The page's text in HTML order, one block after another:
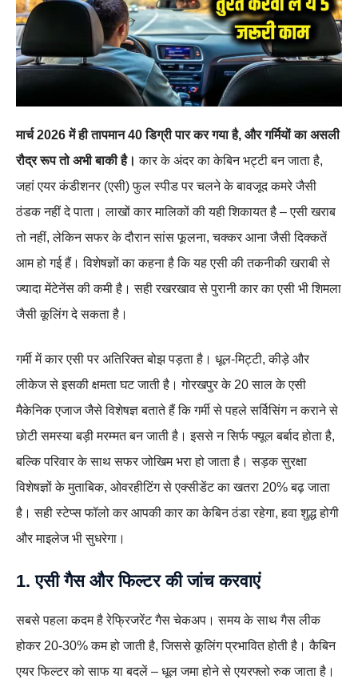
मार्च 2026 में ही तापमान 40 डिग्री पार कर गया है, और गर्मियों का असली
रौद्र रूप तो अभी बाकी है। कार के अंदर का केबिन भट्टी बन जाता है,
जहां एयर कंडीशनर (एसी) फुल स्पीड पर चलने के बावजूद कमरे जैसी
ठंडक नहीं दे पाता। लाखों कार मालिकों की यही शिकायत है – एसी खराब
तो नहीं, लेकिन सफर के दौरान सांस फूलना, चक्कर आना जैसी दिक्कतें
आम हो गई हैं। विशेषज्ञों का कहना है कि यह एसी की तकनीकी खराबी से
ज्यादा मेंटेनेंस की कमी है। सही रखरखाव से पुरानी कार का एसी भी शिमला
जैसी कूलिंग दे सकता है।
गर्मी में कार एसी पर अतिरिक्त बोझ पड़ता है। धूल-मिट्टी, कीड़े और
लीकेज से इसकी क्षमता घट जाती है। गोरखपुर के 20 साल के एसी
मैकेनिक एजाज जैसे विशेषज्ञ बताते हैं कि गर्मी से पहले सर्विसिंग न कराने से
छोटी समस्या बड़ी मरम्मत बन जाती है। इससे न सिर्फ फ्यूल बर्बाद होता है,
बल्कि परिवार के साथ सफर जोखिम भरा हो जाता है। सड़क सुरक्षा
विशेषज्ञों के मुताबिक, ओवरहीटिंग से एक्सीडेंट का खतरा 20% बढ़ जाता
है। सही स्टेप्स फॉलो कर आपकी कार का केबिन ठंडा रहेगा, हवा शुद्ध होगी
और माइलेज भी सुधरेगा।
1. एसी गैस और फिल्टर की जांच करवाएं
सबसे पहला कदम है रेफ्रिजरेंट गैस चेकअप। समय के साथ गैस लीक
होकर 20-30% कम हो जाती है, जिससे कूलिंग प्रभावित होती है। कैबिन
एयर फिल्टर को साफ या बदलें – धूल जमा होने से एयरफ्लो रुक जाता है।